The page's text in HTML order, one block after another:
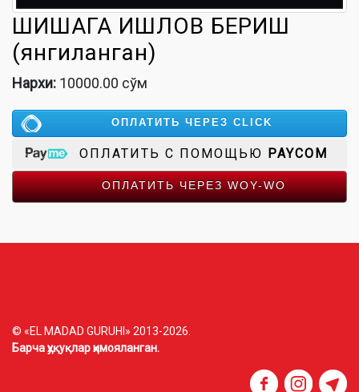
ШИШАГА ИШЛОВ БЕРИШ
(янгиланган)
Нархи: 10000.00 сўм
ОПЛАТИТЬ ЧЕРЕЗ CLICK
ОПЛАТИТЬ С ПОМОЩЬЮ PAYCOM
ОПЛАТИТЬ ЧЕРЕЗ WOY-WO
© «EL MADAD GURUHI» 2013-2026.
Барча ҳуқуқлар ҳимояланган.